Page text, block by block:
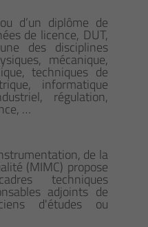
d’un diplôme de
de licence, DUT,
des disciplines
mécanique,
techniques de
informatique
régulation,
…
de la
(MIMC) propose
techniques
adjoints de
d'études ou